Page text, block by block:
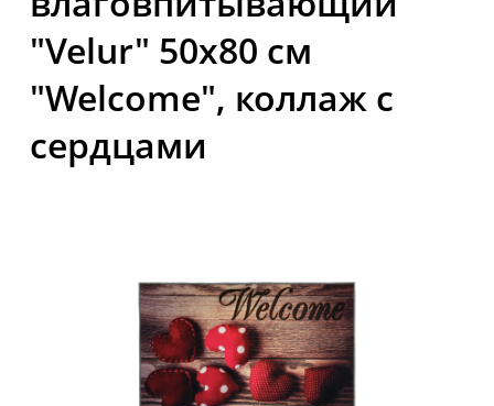
"Velur" 50x80 см
"Welcome", коллаж с
сердцами